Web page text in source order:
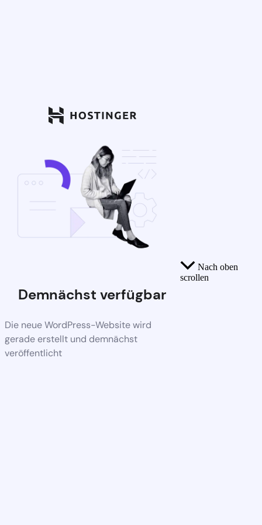
Demnächst verfügbar
Die neue WordPress-Website wird
gerade erstellt und demnächst
veröffentlicht
Nach oben
scrollen